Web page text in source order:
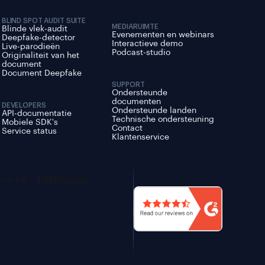
toestemming van de gebruiker
"Advertentie".
door de GDPR Cookie
toestemming van de gebruiker voor
"Marketing" op te slaan.
door de GDPR Cookie
cookie waarmee bezoekers alle
die ze op Intercom-websites
zien welke
lijst staat, kunt u
BLIND SPOT AUDIT SUITE
Blinde vlek-audit
Deepfake-detector
Live-parodieën
Originaliteit van het
document
Document Deepfake
DEVELOPERS
API-documentatie
Mobiele SDK's
Service status
MEDIARUIMTE
Evenementen en webinars
Interactieve demo
Podcast-studio
SUPPORT
Ondersteunde
documenten
Ondersteunde landen
Technische ondersteuning
Contact
Klantenservice